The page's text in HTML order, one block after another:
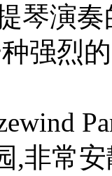
琴演
强烈
,非常